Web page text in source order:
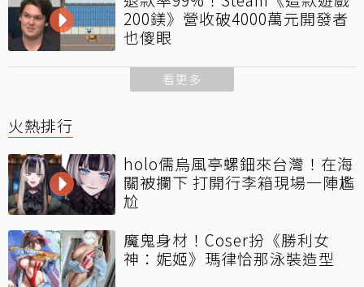
200鎂》營收破4000萬元開發者
也傻眼
看更多
火熱排行
holo儒烏風亭螺鈿來台灣！在海
關被攔下 打開行李箱現場一陣尷
尬
魔鬼身材！Coser扮《勝利女
神：妮姬》瑪律恰那泳裝造型